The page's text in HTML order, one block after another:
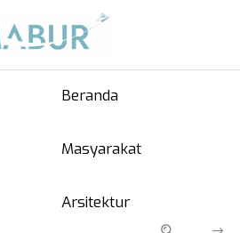
Beranda
Masyarakat
Arsitektur